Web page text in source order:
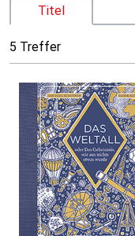
Titel
5 Treffer